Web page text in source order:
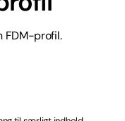
FDM-profil.